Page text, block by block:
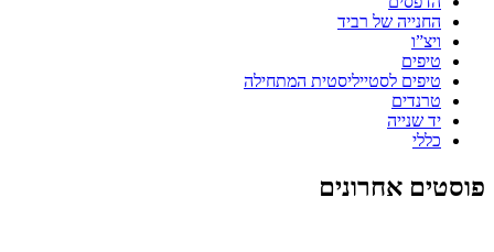
החנייה של רביד
ויצ”ו
טיפים
טיפים לסטייליסטית המתחילה
טרנדים
יד שנייה
כללי
פוסטים אחרונים